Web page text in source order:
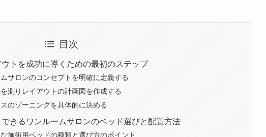
目次
トを成功に導くための最初のステップ
サロンのコンセプトを明確に定義する
測りレイアウトの計画図を作成する
のゾーニングを具体的に決める
きるワンルームサロンのベッド選びと配置方法
施術用ベッドの種類と選び方のポイント